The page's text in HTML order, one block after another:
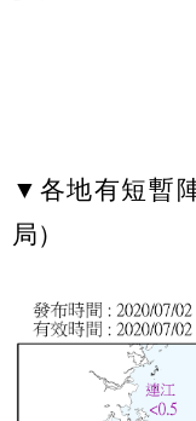
▼各地有短暫
局）